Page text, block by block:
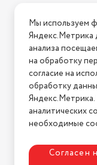
Комплектация
Максимальная
отжима
Безопасность
Вес с учетом упаковки
Нашли
2026 ©
Мы используем
Яндекс.Метрика
анализа
на обработку
согласие на
обработку
аналитических
необходимые
Согласен